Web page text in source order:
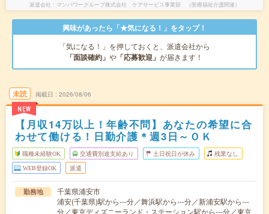
派遣会社 マンパワーグループ株式会社 ケアサービス事業部 （医療福祉介護関連）
興味があったら「★気になる！」をタップ！
「気になる！」を押しておくと、派遣会社から
「面談確約」 や 「応募歓迎」 が届きます！
未読
NEW
掲載日 2026/08/06
【月収14万以上！年齢不問】あなたの希望に合
わせて働ける！日勤介護＊週3日～ＯＫ
職種未経験OK 交通費別途支給あり 土日祝日が休み 残業なし
WEB登録OK 派遣
勤務地
千葉県浦安市
浦安(千葉県)駅から---分／舞浜駅から---分／新浦安駅から---
分／東京ディズニーランド・ステーション駅から---分／東京